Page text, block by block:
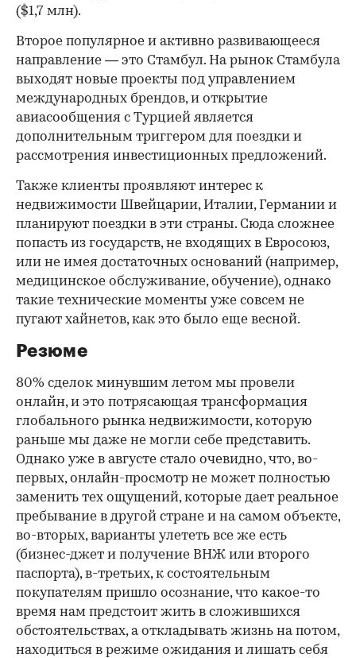
($1,7 млн).
Второе популярное и активно развивающееся
направление — это Стамбул. На рынок Стамбула
выходят новые проекты под управлением
международных брендов, и открытие
авиасообщения с Турцией является
дополнительным триггером для поездки и
рассмотрения инвестиционных предложений.
Также клиенты проявляют интерес к
недвижимости Швейцарии, Италии, Германии и
планируют поездки в эти страны. Сюда сложнее
попасть из государств, не входящих в Евросоюз,
или не имея достаточных оснований (например,
медицинское обслуживание, обучение), однако
такие технические моменты уже совсем не
пугают хайнетов, как это было еще весной.
Резюме
80% сделок минувшим летом мы провели
онлайн, и это потрясающая трансформация
глобального рынка недвижимости, которую
раньше мы даже не могли себе представить.
Однако уже в августе стало очевидно, что, во-
первых, онлайн-просмотр не может полностью
заменить тех ощущений, которые дает реальное
пребывание в другой стране и на самом объекте,
во-вторых, варианты улететь все же есть
(бизнес-джет и получение ВНЖ или второго
паспорта), в-третьих, к состоятельным
покупателям пришло осознание, что какое-то
время нам предстоит жить в сложившихся
обстоятельствах, а откладывать жизнь на потом,
находиться в режиме ожидания и лишать себя